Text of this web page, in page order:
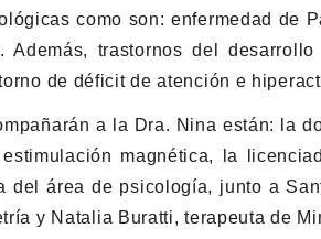
como son: enfermedad de
Además, trastornos del
de déficit de atención e
a la Dra. Nina están: la
magnética, la
del área de psicología, junto a
y Natalia Buratti, terapeuta de